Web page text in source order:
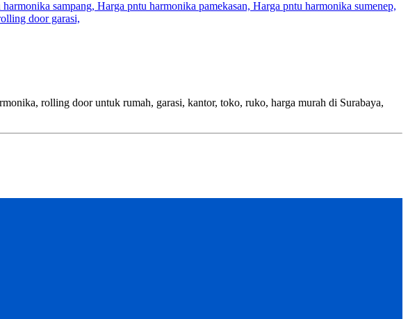
rolling door untuk rumah, garasi, kantor, toko, ruko, harga murah di Surabaya,